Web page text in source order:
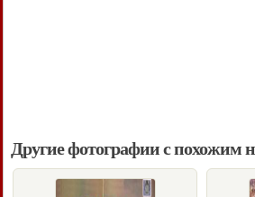
Другие фотографии с похожим